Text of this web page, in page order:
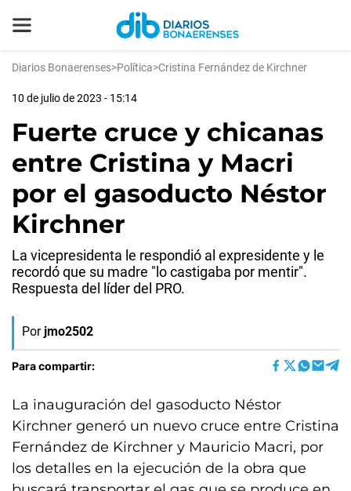
Diarios Bonaerenses>Política>Cristina Fernández de Kirchner
10 de julio de 2023 - 15:14
Fuerte cruce y chicanas
entre Cristina y Macri
por el gasoducto Néstor
Kirchner
La vicepresidenta le respondió al expresidente y le
recordó que su madre "lo castigaba por mentir".
Respuesta del líder del PRO.
Por jmo2502
Para compartir:
La inauguración del gasoducto Néstor
Kirchner generó un nuevo cruce entre Cristina
Fernández de Kirchner y Mauricio Macri, por
los detalles en la ejecución de la obra que